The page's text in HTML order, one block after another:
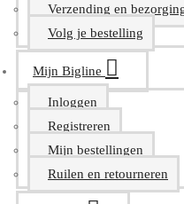
Verzending en
Volg je bestelling
Mijn Bigline
Inloggen
Registreren
Mijn bestellingen
Ruilen en retourneren